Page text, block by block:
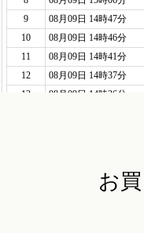
お